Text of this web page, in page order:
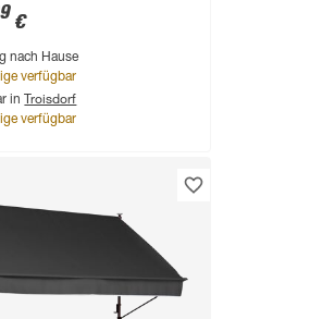
€
nach Hause
verfügbar
in Troisdorf
verfügbar